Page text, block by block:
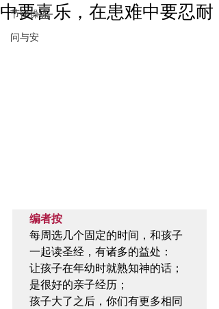
节律操练
问与安
中要喜乐，在患难中要忍耐
编者按
每周选几个固定的时间，和孩子
一起读圣经，有诸多的益处：
让孩子在年幼时就熟知神的话；
是很好的亲子经历；
孩子大了之后，你们有更多相同